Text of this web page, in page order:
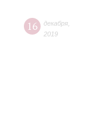
16 декабря
2019